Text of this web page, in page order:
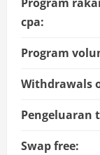
cpa:
Program
Withdrawals
Pengeluaran
Swap free: